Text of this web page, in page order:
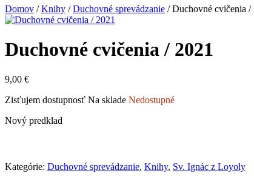
Domov /Knihy /Duchovné sprevádzanie / Duchovné cvičenia /
Duchovné cvičenia / 2021
9,00 €
Zisťujem dostupnosť Na sklade Nedostupné
Nový predklad
Kategórie: Duchovné sprevádzanie, Knihy, Sv. Ignác z Loyoly